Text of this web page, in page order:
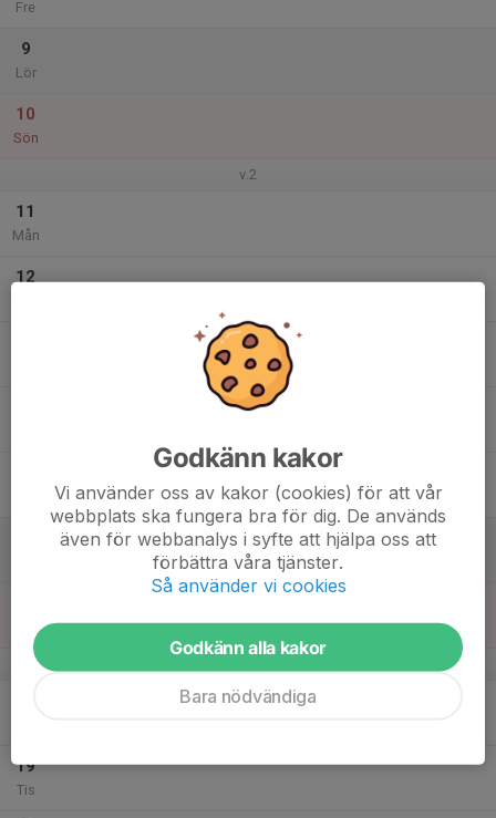
Fre
9
Lör
10
Sön
v.2
11
Mån
12
19
Tis
Godkänn kakor
Vi använder oss av kakor (cookies) för att vår
webbplats ska fungera bra för dig. De används
även för webbanalys i syfte att hjälpa oss att
förbättra våra tjänster.
Så använder vi cookies
Godkänn alla kakor
Bara nödvändiga